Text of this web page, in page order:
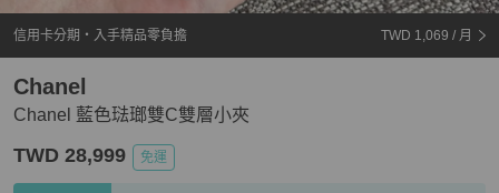
信用卡分期・入手精品零負擔 TWD 1,069 / 月
Chanel 藍色琺瑯雙C雙層小夾
Chanel
TWD 28,999 免運